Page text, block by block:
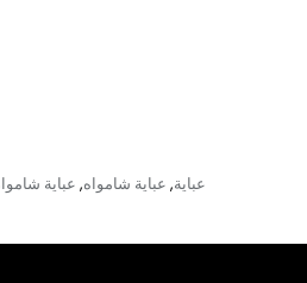
عباية, عباية شامواه, عباية